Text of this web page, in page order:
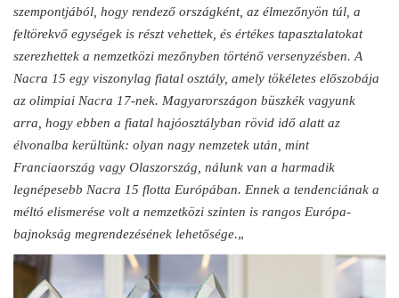
szempontjából, hogy rendező országként, az élmezőnyön túl, a
feltörekvő egységek is részt vehettek, és értékes tapasztalatokat
szerezhettek a nemzetközi mezőnyben történő versenyzésben. A
Nacra 15 egy viszonylag fiatal osztály, amely tökéletes előszobája
az olimpiai Nacra 17-nek. Magyarországon büszkék vagyunk
arra, hogy ebben a fiatal hajóosztályban rövid idő alatt az
élvonalba kerültünk: olyan nagy nemzetek után, mint
Franciaország vagy Olaszország, nálunk van a harmadik
legnépesebb Nacra 15 flotta Európában. Ennek a tendenciának a
méltó elismerése volt a nemzetközi szinten is rangos Európa-
bajnokság megrendezésének lehetősége.„